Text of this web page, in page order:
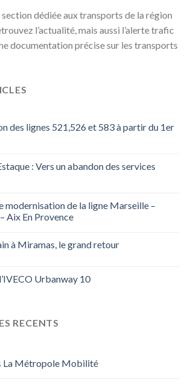
section dédiée aux transports de la région
l’actualité, mais aussi l’alerte trafic
documentation précise sur les transports
des lignes 521,526 et 583 à partir du 1er
: Vers un abandon des services
modernisation de la ligne Marseille –
Aix En Provence
à Miramas, le grand retour
Urbanway 10
RECENTS
La Métropole Mobilité